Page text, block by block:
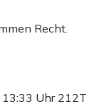
Recht.
Uhr 212T